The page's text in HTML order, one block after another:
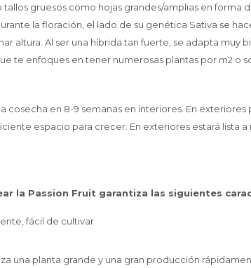
gruesos como hojas grandes/amplias en forma
la floración, el lado de su genética Sativa se
altura. Al ser una híbrida tan fuerte, se adapta muy
te enfoques en tener numerosas plantas por m2 o
cosecha en 8-9 semanas en interiores. En exteriores
espacio para crecer. En exteriores estará lista
la Passion Fruit garantiza las siguientes
fácil de cultivar
una planta grande y una gran producción